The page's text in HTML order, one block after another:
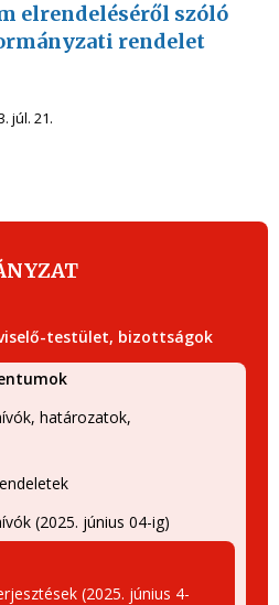
elrendeléséről szóló
rendelet
júl. 21.
testület, bizottságok
határozatok,
(2025. június 04-ig)
(2025. június 4-